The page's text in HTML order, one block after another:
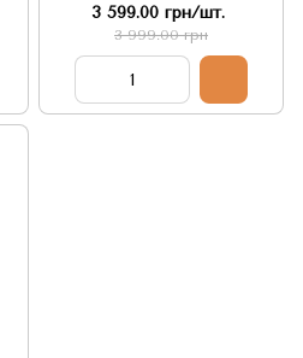
Smoky Wood and Steel 350
мл
3 599.00 грн/шт.
3 999.00 грн